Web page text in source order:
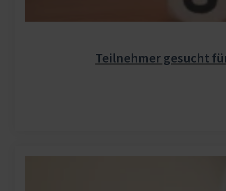
Teilnehmer gesucht